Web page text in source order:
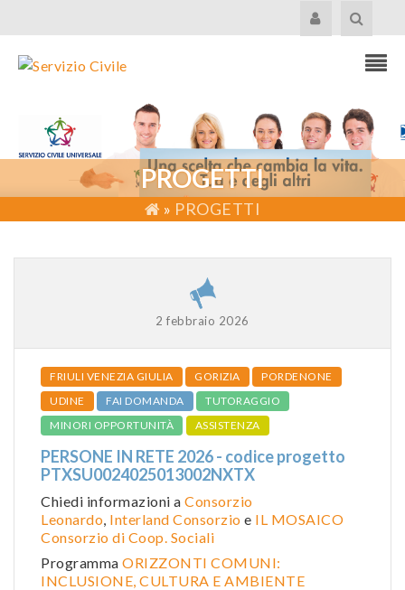
PROGETTI
» PROGETTI
2 febbraio 2026
FRIULI VENEZIA GIULIA GORIZIA
PORDENONE
UDINE
FAI DOMANDA
TUTORAGGIO
MINORI OPPORTUNITÀ
ASSISTENZA
PERSONE IN RETE 2026 - codice progetto
PTXSU0024025013002NXTX
Chiedi informazioni a Consorzio
Leonardo, Interland Consorzio e IL MOSAICO
Consorzio di Coop. Sociali
Programma ORIZZONTI COMUNI:
INCLUSIONE, CULTURA E AMBIENTE